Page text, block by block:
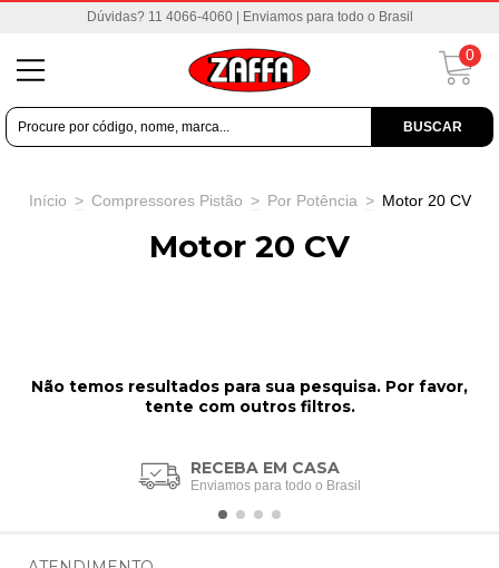
Dúvidas? 11 4066-4060 | Enviamos para todo o Brasil
BUSCAR
0
Início > Compressores Pistão > Por Potência > Motor 20 CV
Motor 20 CV
Não temos resultados para sua pesquisa. Por favor,
tente com outros filtros.
RECEBA EM CASA
Enviamos para todo o Brasil